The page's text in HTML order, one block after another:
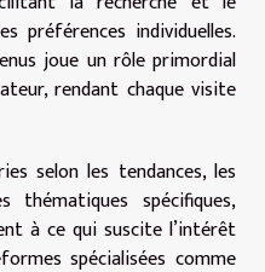
préférences individuelles.
joue un rôle primordial
rendant chaque visite
selon les tendances, les
thématiques spécifiques,
à ce qui suscite l’intérêt
spécialisées comme